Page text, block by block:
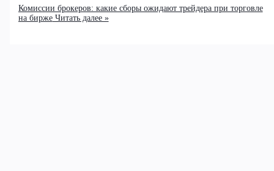
Комиссии брокеров: какие сборы ожидают трейдера при торговле
на биржеЧитать далее »